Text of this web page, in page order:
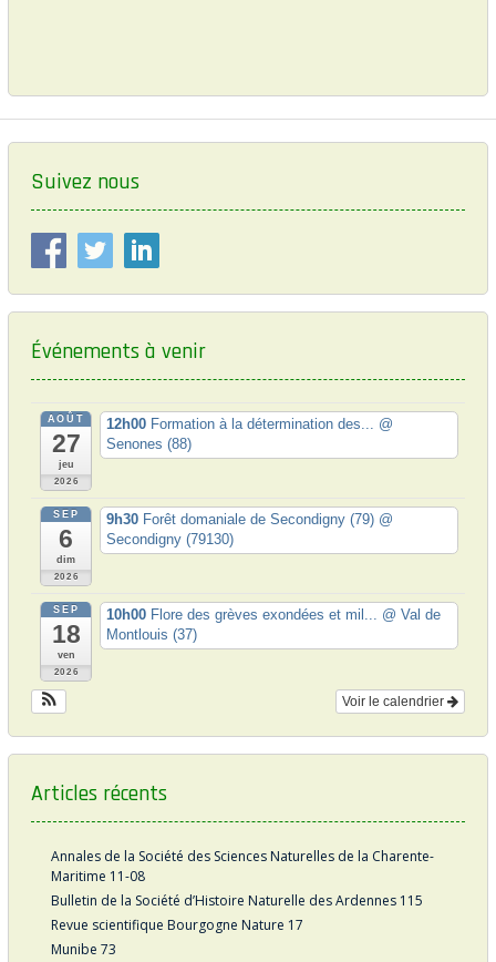
a
e
u
s
p
o
:
s
t
:
Suivez nous
Événements à venir
AOÛT
27
jeu
2026
12h00 Formation à la détermination des... @
Senones (88)
SEP
6
dim
2026
9h30 Forêt domaniale de Secondigny (79) @
Secondigny (79130)
SEP
18
ven
2026
10h00 Flore des grèves exondées et mil... @ Val de
Montlouis (37)
Voir le calendrier
Articles récents
Annales de la Société des Sciences Naturelles de la Charente-
Maritime 11-08
Bulletin de la Société d’Histoire Naturelle des Ardennes 115
Revue scientifique Bourgogne Nature 17
Munibe 73